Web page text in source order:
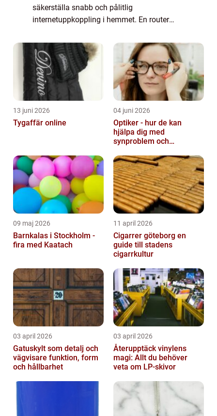
säkerställa snabb och pålitlig
internetuppkoppling i hemmet. En router
distribuerar internetanslutningen till olika
enheter i h...
13 juni 2026
Tygaffär online
04 juni 2026
Optiker - hur de kan
hjälpa dig med
synproblem och
09 maj 2026
Barnkalas i Stockholm -
fira med Kaatach
11 april 2026
Cigarrer göteborg en
guide till stadens
cigarrkultur
03 april 2026
Gatuskylt som detalj och
vägvisare funktion, form
och hållbarhet
03 april 2026
Återupptäck vinylens
magi: Allt du behöver
veta om LP-skivor